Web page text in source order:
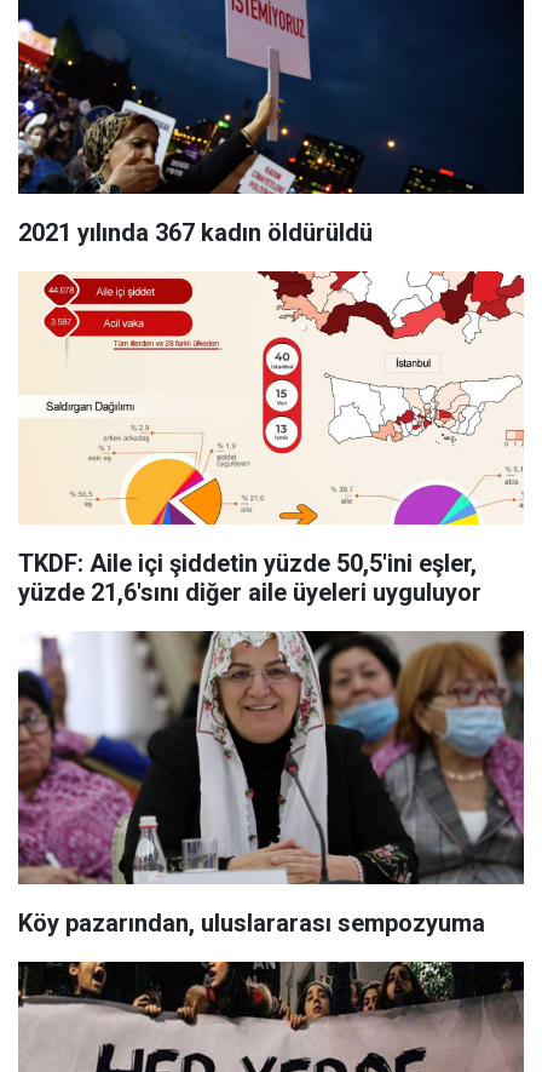
2021 yılında 367 kadın öldürüldü
TKDF: Aile içi şiddetin yüzde 50,5'ini eşler,
yüzde 21,6'sını diğer aile üyeleri uyguluyor
Köy pazarından, uluslararası sempozyuma